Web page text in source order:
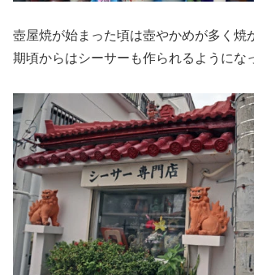
壺屋焼が始まった頃は壺やかめが多く焼
期頃からはシーサーも作られるようにな